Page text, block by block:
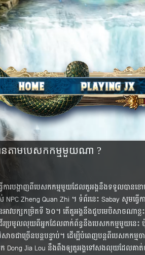
ាន​តាម​បេសកកម្ម​មួយ​ណា ?
ការ​បង្ហាញ​ពី​បេសកកម្ម​មួយ​ដែល​តួអង្គ​នឹង​ទទួល​បាន​ខ
Zheng Quan Zhi ។ ទំព័រ​នេះ Sabay សូម​ធ្វើ​
ាវ​បក្ស​កម្រិត​ទី ៦០។ តើ​តួអង្គ​នឹង​ជួប​មេ​បិសាច​ណា​ខ្ល
រ​ប្រមូល​លុយ​ពី​អ្នក​ដែល​ពាក់​ព័ន្ធ​នឹង​បេសកកម្ម​មួយ​នេះ
ច​ជា​ច្រើន​បន្ត​បន្ទាប់​។ ដើម្បី​បំពេញ​បន្ត​ពី​បេសកកម្
មក​ Dong Jia Lou នឹង​ពឹង​ឲ្យ​តួអង្គ​ទៅ​សង​លុយ​ដែល​គា